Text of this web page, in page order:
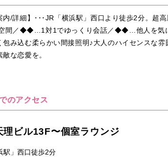
内/詳細】･･･JR「横浜駅」西口より徒歩2分。
間／◆◆…1対1でゆっくり会話／◆◆…他人を気
包み込む柔らかい間接照明♪大人のハイセンスな
な恋愛を。
のアクセス
理ビル13F〜個室ラウンジ
駅」西口徒歩2分